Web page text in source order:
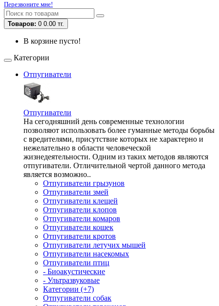
Перезвоните мне!
Товаров: 0 0.00 тг.
В корзине пусто!
Категории
Отпугиватели
Отпугиватели
На сегодняшний день современные технологии
позволяют использовать более гуманные методы борьбы
с вредителями, присутствие которых не характерно и
нежелательно в области человеческой
жизнедеятельности. Одним из таких методов являются
отпугиватели. Отличительной чертой данного метода
является возможно..
Отпугиватели грызунов
Отпугиватели змей
Отпугиватели клещей
Отпугиватели клопов
Отпугиватели комаров
Отпугиватели кошек
Отпугиватели кротов
Отпугиватели летучих мышей
Отпугиватели насекомых
Отпугиватели птиц
- Биоакустические
- Ультразвуковые
Категории (+7)
Отпугиватели собак